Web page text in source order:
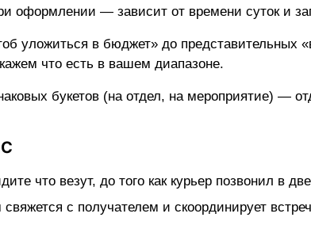
оформлении — зависит от времени суток и
уложиться в бюджет» до
что есть в вашем диапазоне.
букетов (на отдел, на мероприятие) —
что везут, до того как курьер позвонил в
с получателем и скоординирует